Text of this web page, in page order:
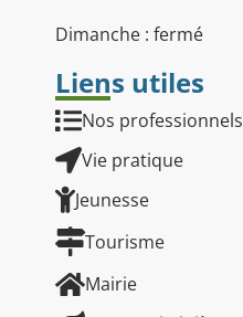
Dimanche : fermé
Liens utiles
Nos professionnels
Vie pratique
Jeunesse
Tourisme
Mairie